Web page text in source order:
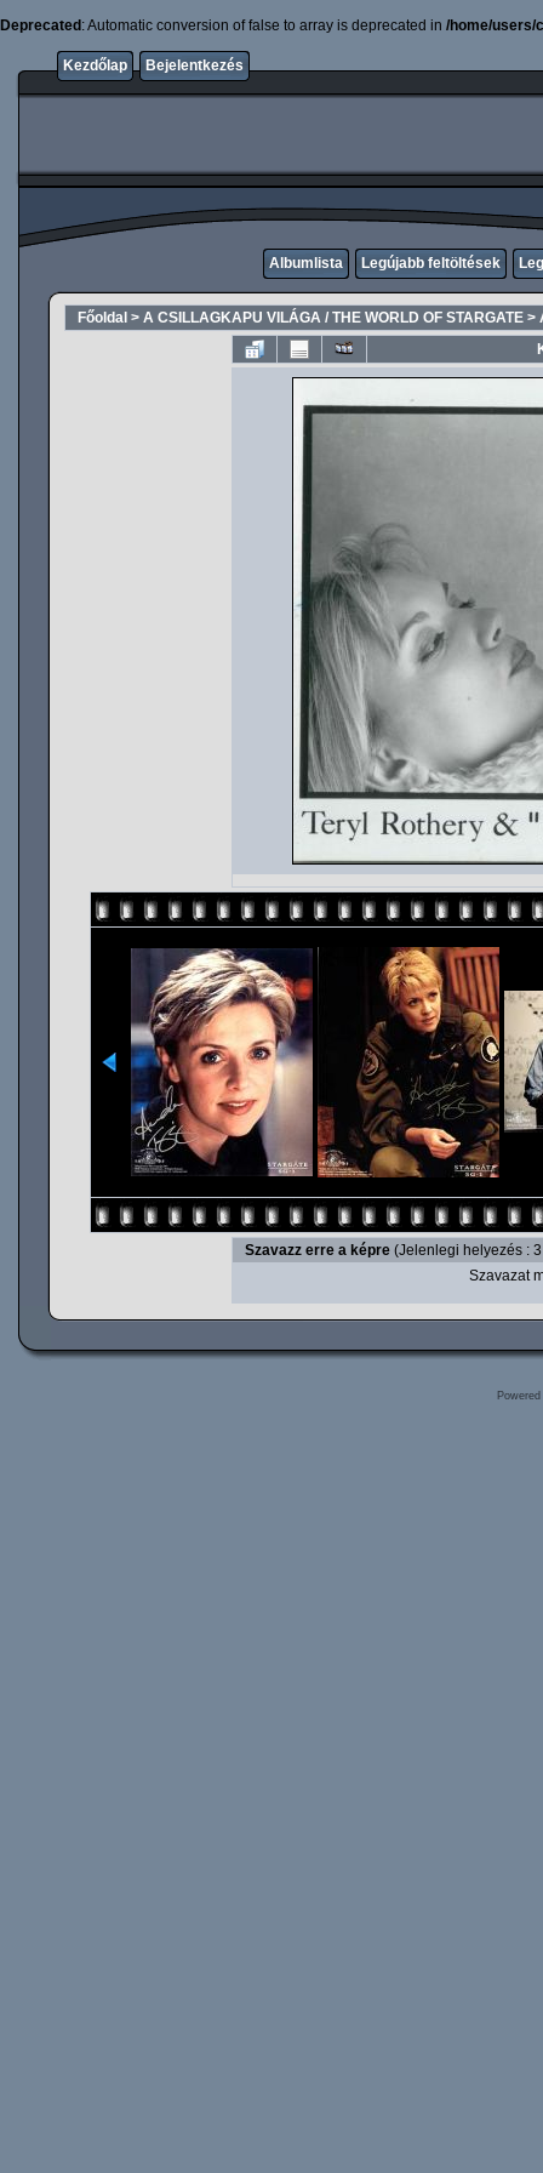
Deprecated : Automatic conversion of false to array is deprecated in /home/users/
Kezdőlap Bejelentkezés
Albumlista Legújabb feltöltések
Főoldal > A CSILLAGKAPU VILÁGA / THE WORLD OF STARGATE >
Szavazz erre a képre (Jelenlegi helyezés :
Szavazat